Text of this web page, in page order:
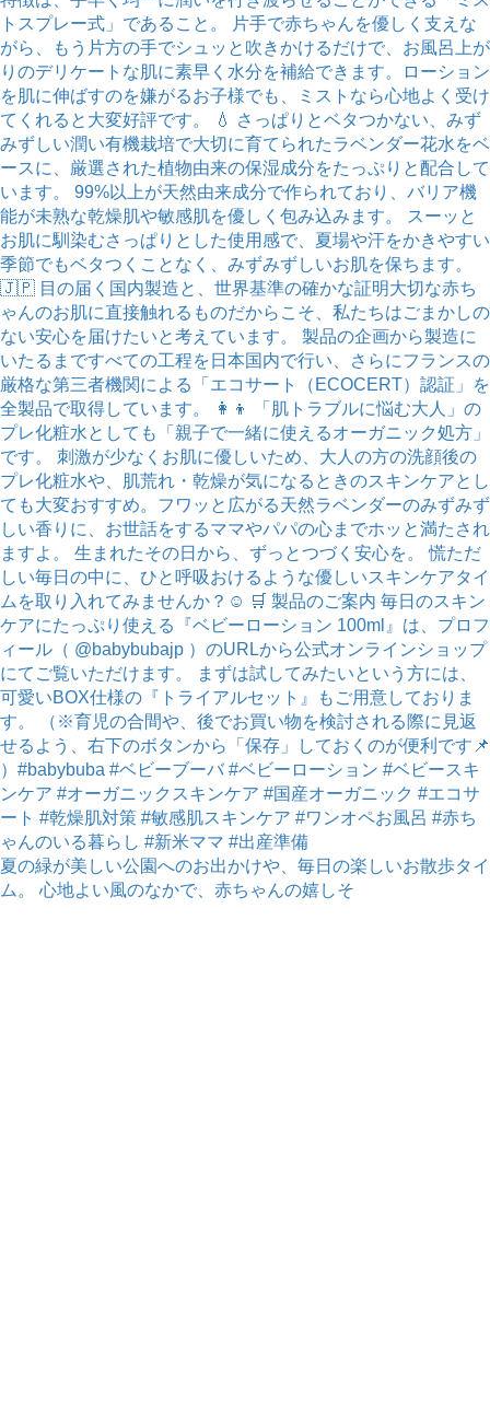
夏の緑が美しい公園へのお出かけや、毎日の楽しいお散歩タイ
ム。 心地よい風のなかで、赤ちゃんの嬉しそ